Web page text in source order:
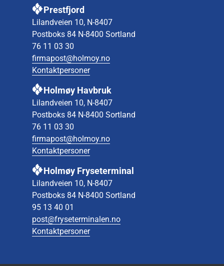
Prestfjord
Lilandveien 10, N-8407
Postboks 84 N-8400 Sortland
76 11 03 30
firmapost@holmoy.no
Kontaktpersoner
Holmøy Havbruk
Lilandveien 10, N-8407
Postboks 84 N-8400 Sortland
76 11 03 30
firmapost@holmoy.no
Kontaktpersoner
Holmøy Fryseterminal
Lilandveien 10, N-8407
Postboks 84 N-8400 Sortland
95 13 40 01
post@fryseterminalen.no
Kontaktpersoner